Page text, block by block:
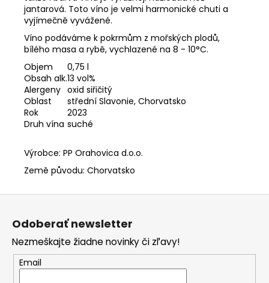
jantarová. Toto víno je velmi harmonické chuti a
vyjímečně vyvážené.
Víno podáváme k pokrmům z mořských plodů,
bílého masa a rybě, vychlazené na 8 - 10°C.
Objem
0,75 l
Obsah alk.13 vol%
Alergeny oxid siřičitý
Oblast
střední Slavonie, Chorvatsko
Rok
2023
Druh vína suché
Výrobce: PP Orahovica d.o.o.
Země původu: Chorvatsko
SÁČKU
KG
1,57
Z
Odoberať newsletter
Nezmeškajte žiadne novinky či zľavy!
Email